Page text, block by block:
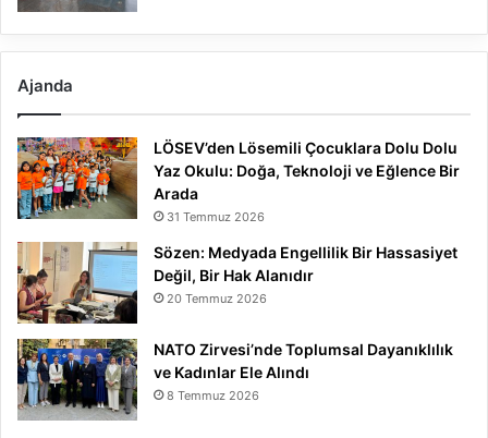
Ajanda
LÖSEV’den Lösemili Çocuklara Dolu Dolu
Yaz Okulu: Doğa, Teknoloji ve Eğlence Bir
Arada
31 Temmuz 2026
Sözen: Medyada Engellilik Bir Hassasiyet
Değil, Bir Hak Alanıdır
20 Temmuz 2026
NATO Zirvesi’nde Toplumsal Dayanıklılık
ve Kadınlar Ele Alındı
8 Temmuz 2026